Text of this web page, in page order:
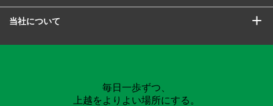
当社について
毎日一歩ずつ、
上越をよりよい場所にする。